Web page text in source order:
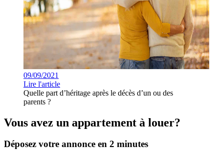
09/09/2021
Lire l'article
Quelle part d’héritage après le décès d’un ou des
parents ?
Vous avez un appartement à louer?
Déposez votre annonce en 2 minutes